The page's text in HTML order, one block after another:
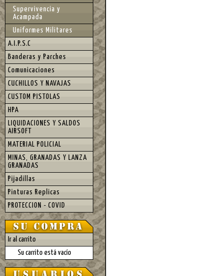
Supervivencia y
Acampada
Uniformes Militares
A.I.P.S.C
Banderas y Parches
Comunicaciones
CUCHILLOS Y NAVAJAS
CUSTOM PISTOLAS
HPA
LIQUIDACIONES Y SALDOS
AIRSOFT
MATERIAL POLICIAL
MINAS, GRANADAS Y LANZA
GRANADAS
Pijadillas
Pinturas Replicas
PROTECCION - COVID
Ir al carrito
Su carrito está vacío